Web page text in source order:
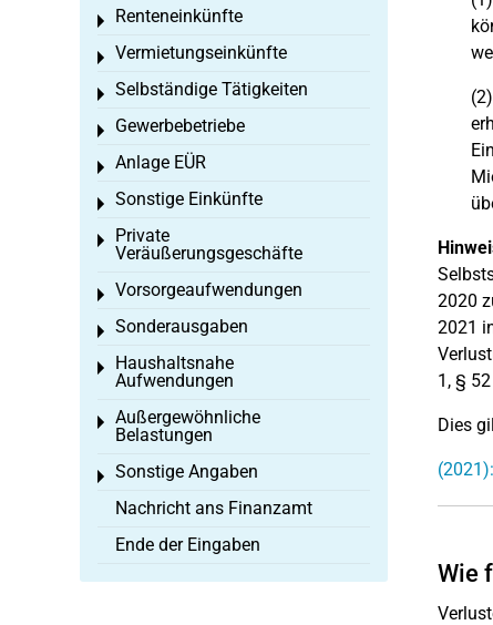
(2)
2020
2021
1, §
Dies
Wie
Renteneinkünfte
Toggle menu
Vermietungseinkünfte
Toggle menu
Selbständige Tätigkeiten
Toggle menu
Gewerbebetriebe
Toggle menu
Anlage EÜR
Toggle menu
Sonstige Einkünfte
Toggle menu
Private
Veräußerungsgeschäfte
Toggle menu
Vorsorgeaufwendungen
Toggle menu
Sonderausgaben
Toggle menu
Haushaltsnahe
Aufwendungen
Toggle menu
Außergewöhnliche
Belastungen
Toggle menu
Sonstige Angaben
Toggle menu
Nachricht ans Finanzamt
Ende der Eingaben